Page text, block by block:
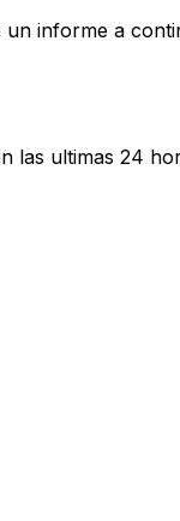
informe a
las ultimas 24